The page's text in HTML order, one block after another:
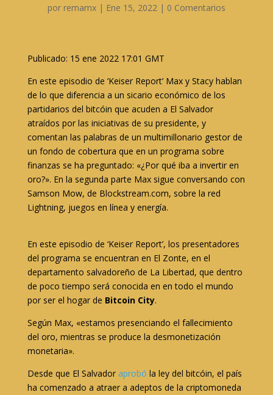
por remamx| Ene 15, 2022| 0 Comentarios
Publicado: 15 ene 2022 17:01 GMT
En este episodio de ‘Keiser Report’ Max y Stacy hablan
de lo que diferencia a un sicario económico de los
partidarios del bitcóin que acuden a El Salvador
atraídos por las iniciativas de su presidente, y
comentan las palabras de un multimillonario gestor de
un fondo de cobertura que en un programa sobre
finanzas se ha preguntado: «¿Por qué iba a invertir en
oro?». En la segunda parte Max sigue conversando con
Samson Mow, de Blockstream.com, sobre la red
Lightning, juegos en línea y energía.
En este episodio de ‘Keiser Report’, los presentadores
del programa se encuentran en El Zonte, en el
departamento salvadoreño de La Libertad, que dentro
de poco tiempo será conocida en en todo el mundo
por ser el hogar de Bitcoin City.
Según Max, «estamos presenciando el fallecimiento
del oro, mientras se produce la desmonetización
monetaria».
Desde que El Salvador aprobó la ley del bitcóin, el país
ha comenzado a atraer a adeptos de la criptomoneda